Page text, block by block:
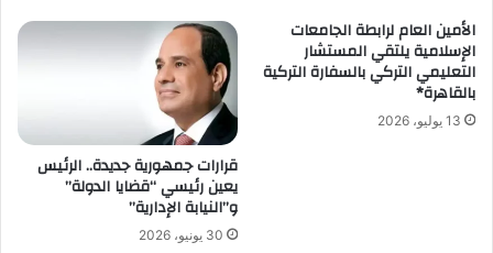
الأمين العام لرابطة الجامعات
الإسلامية يلتقي المستشار
التعليمي التركي بالسفارة التركية
بالقاهرة*
13 يوليو، 2026
قرارات جمهورية جديدة.. الرئيس
يعين رئيسي “قضايا الدولة”
و”النيابة الإدارية”
30 يونيو، 2026